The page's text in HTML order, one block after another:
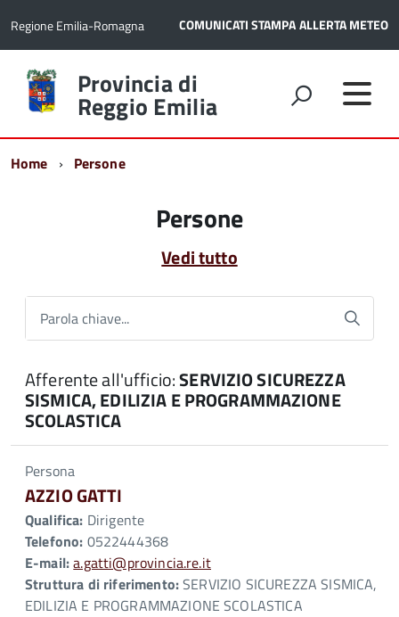
Regione Emilia-Romagna COMUNICATI STAMPAALLERTA METEO
Torna
alla
home
Provincia di
Reggio Emilia
Home Persone
Persone
Vedi tutto
Parola chiave...
Afferente all'ufficio:SERVIZIO SICUREZZA
SISMICA, EDILIZIA E PROGRAMMAZIONE
SCOLASTICA
Persona
AZZIO GATTI
Qualifica: Dirigente
Telefono: 0522444368
E-mail:a.gatti@provincia.re.it
Struttura di riferimento:SERVIZIO SICUREZZA SISMICA,
EDILIZIA E PROGRAMMAZIONE SCOLASTICA